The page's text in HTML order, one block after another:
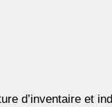
d’inventaire et